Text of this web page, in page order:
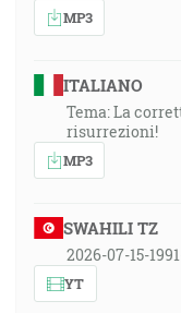
MP3
ITALIANO
Tema: La
risurrezioni!
MP3
SWAHILI TZ
2026-07-15-
YT